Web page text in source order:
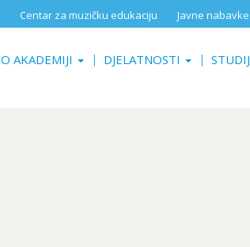
Centar za muzičku edukaciju Javne nabavke
O AKADEMIJI DJELATNOSTI STUDIJ